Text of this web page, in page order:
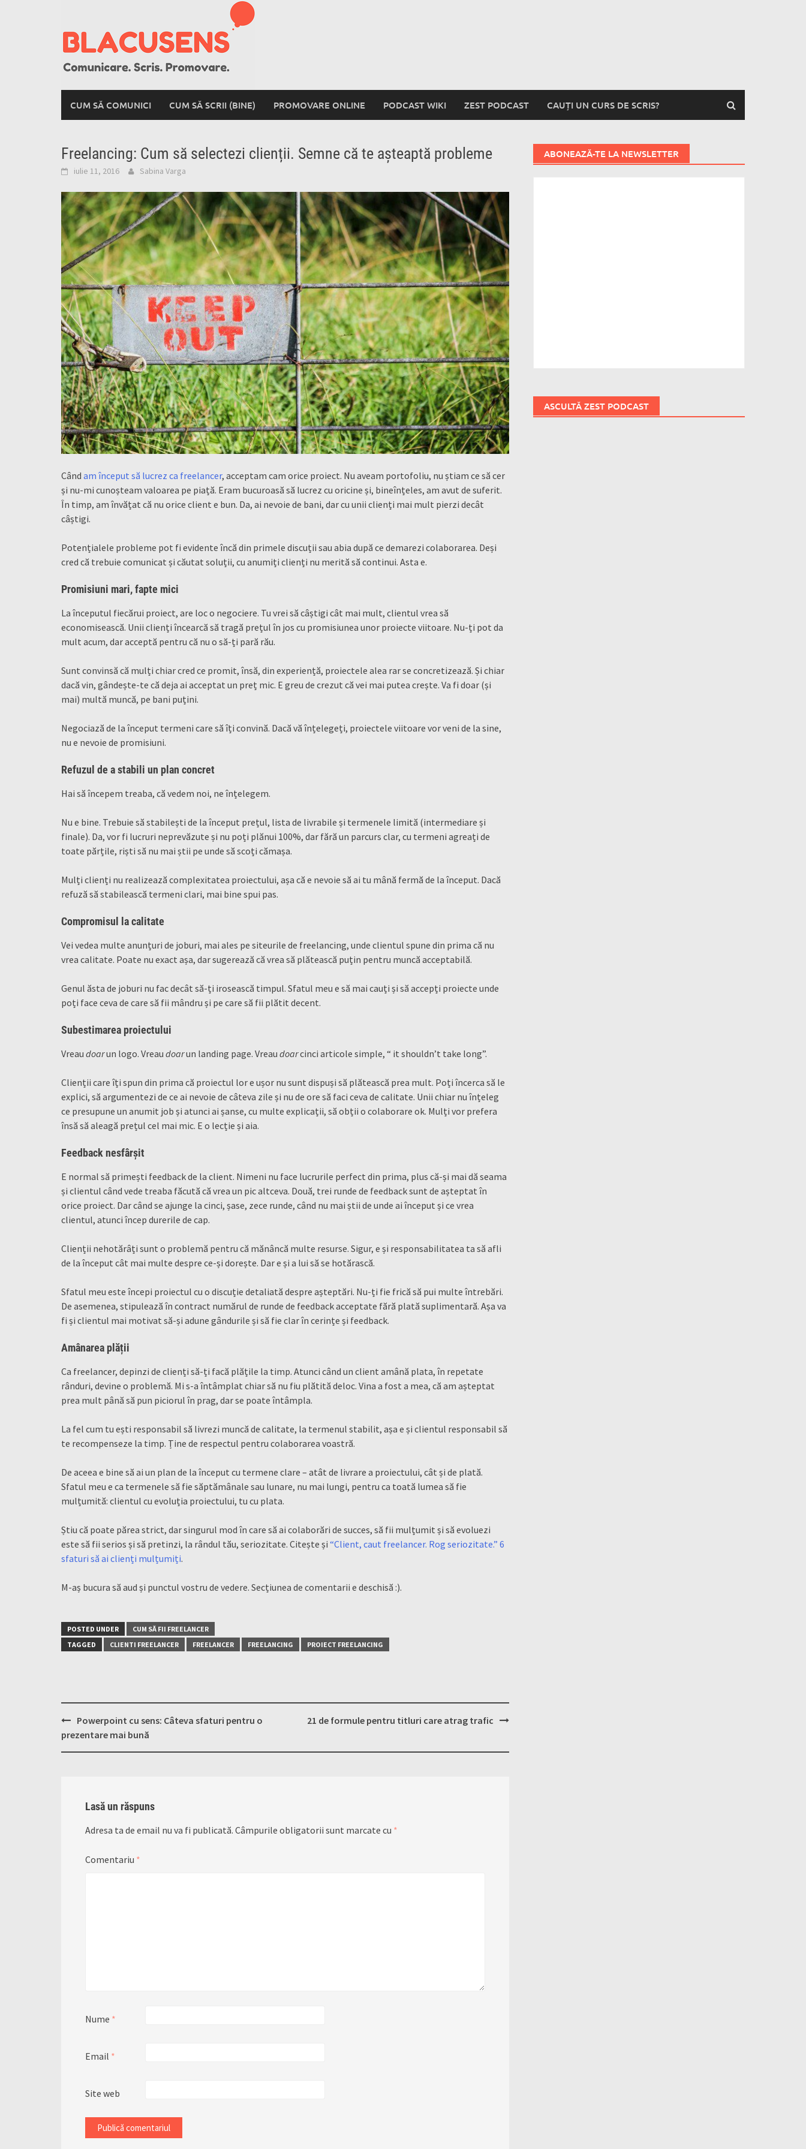
CUM SĂ COMUNICI CUM SĂ SCRII (BINE) PROMOVARE ONLINE PODCAST WIKI ZEST PODCAST CAUȚI UN CURS DE SCRIS?
Freelancing: Cum să selectezi clienții. Semne că te așteaptă probleme
iulie 11, 2016 Sabina Varga
Când am început să lucrez ca freelancer, acceptam cam orice proiect. Nu aveam portofoliu, nu știam ce să cer
și nu-mi cunoșteam valoarea pe piață. Eram bucuroasă să lucrez cu oricine și, bineînțeles, am avut de suferit.
În timp, am învățat că nu orice client e bun. Da, ai nevoie de bani, dar cu unii clienți mai mult pierzi decât
câștigi.
Potențialele probleme pot fi evidente încă din primele discuții sau abia după ce demarezi colaborarea. Deși
cred că trebuie comunicat și căutat soluții, cu anumiți clienți nu merită să continui. Asta e.
Promisiuni mari, fapte mici
La începutul fiecărui proiect, are loc o negociere. Tu vrei să câștigi cât mai mult, clientul vrea să
economisească. Unii clienți încearcă să tragă prețul în jos cu promisiunea unor proiecte viitoare. Nu-ți pot da
mult acum, dar acceptă pentru că nu o să-ți pară rău.
Sunt convinsă că mulți chiar cred ce promit, însă, din experiență, proiectele alea rar se concretizează. Și chiar
dacă vin, gândește-te că deja ai acceptat un preț mic. E greu de crezut că vei mai putea crește. Va fi doar (și
mai) multă muncă, pe bani puțini.
Negociază de la început termeni care să îți convină. Dacă vă înțelegeți, proiectele viitoare vor veni de la sine,
nu e nevoie de promisiuni.
Refuzul de a stabili un plan concret
Hai să începem treaba, că vedem noi, ne înțelegem.
Nu e bine. Trebuie să stabilești de la început prețul, lista de livrabile și termenele limită (intermediare și
finale). Da, vor fi lucruri neprevăzute și nu poți plănui 100%, dar fără un parcurs clar, cu termeni agreați de
toate părțile, riști să nu mai știi pe unde să scoți cămașa.
Mulți clienți nu realizează complexitatea proiectului, așa că e nevoie să ai tu mână fermă de la început. Dacă
refuză să stabilească termeni clari, mai bine spui pas.
Compromisul la calitate
Vei vedea multe anunțuri de joburi, mai ales pe siteurile de freelancing, unde clientul spune din prima că nu
vrea calitate. Poate nu exact așa, dar sugerează că vrea să plătească puțin pentru muncă acceptabilă.
Genul ăsta de joburi nu fac decât să-ți irosească timpul. Sfatul meu e să mai cauți și să accepți proiecte unde
poți face ceva de care să fii mândru și pe care să fii plătit decent.
Subestimarea proiectului
Vreau doarun logo. Vreau doarun landing page. Vreau doarcinci articole simple, “ it shouldn’t take long”.
Clienții care îți spun din prima că proiectul lor e ușor nu sunt dispuși să plătească prea mult. Poți încerca să le
explici, să argumentezi de ce ai nevoie de câteva zile și nu de ore să faci ceva de calitate. Unii chiar nu înțeleg
ce presupune un anumit job și atunci ai șanse, cu multe explicații, să obții o colaborare ok. Mulți vor prefera
însă să aleagă prețul cel mai mic. E o lecție și aia.
Feedback nesfârșit
E normal să primești feedback de la client. Nimeni nu face lucrurile perfect din prima, plus că-și mai dă seama
și clientul când vede treaba făcută că vrea un pic altceva. Două, trei runde de feedback sunt de așteptat în
orice proiect. Dar când se ajunge la cinci, șase, zece runde, când nu mai știi de unde ai început și ce vrea
clientul, atunci încep durerile de cap.
Clienții nehotărâți sunt o problemă pentru că mănâncă multe resurse. Sigur, e și responsabilitatea ta să afli
de la început cât mai multe despre ce-și dorește. Dar e și a lui să se hotărască.
Sfatul meu este începi proiectul cu o discuție detaliată despre așteptări. Nu-ți fie frică să pui multe întrebări.
De asemenea, stipulează în contract numărul de runde de feedback acceptate fără plată suplimentară. Așa va
fi și clientul mai motivat să-și adune gândurile și să fie clar în cerințe și feedback.
Amânarea plății
Ca freelancer, depinzi de clienți să-ți facă plățile la timp. Atunci când un client amână plata, în repetate
rânduri, devine o problemă. Mi s-a întâmplat chiar să nu fiu plătită deloc. Vina a fost a mea, că am așteptat
prea mult până să pun piciorul în prag, dar se poate întâmpla.
La fel cum tu ești responsabil să livrezi muncă de calitate, la termenul stabilit, așa e și clientul responsabil să
te recompenseze la timp. Ține de respectul pentru colaborarea voastră.
De aceea e bine să ai un plan de la început cu termene clare – atât de livrare a proiectului, cât și de plată.
Sfatul meu e ca termenele să fie săptămânale sau lunare, nu mai lungi, pentru ca toată lumea să fie
mulțumită: clientul cu evoluția proiectului, tu cu plata.
Știu că poate părea strict, dar singurul mod în care să ai colaborări de succes, să fii mulțumit și să evoluezi
este să fii serios și să pretinzi, la rândul tău, seriozitate. Citește și “Client, caut freelancer. Rog seriozitate.” 6
sfaturi să ai clienți mulțumiți.
M-aș bucura să aud și punctul vostru de vedere. Secțiunea de comentarii e deschisă :).
POSTED UNDER
CUM SĂ FII FREELANCER
TAGGED
CLIENTI FREELANCER FREELANCER FREELANCING PROIECT FREELANCING
Post
navigation
Powerpoint cu sens: Câteva sfaturi pentru o
prezentare mai bună
21 de formule pentru titluri care atrag trafic
Lasă un răspuns
Adresa ta de email nu va fi publicată. Câmpurile obligatorii sunt marcate cu *
Comentariu *
Nume *
Email *
Site web
ABONEAZĂ-TE LA NEWSLETTER
ASCULTĂ ZEST PODCAST